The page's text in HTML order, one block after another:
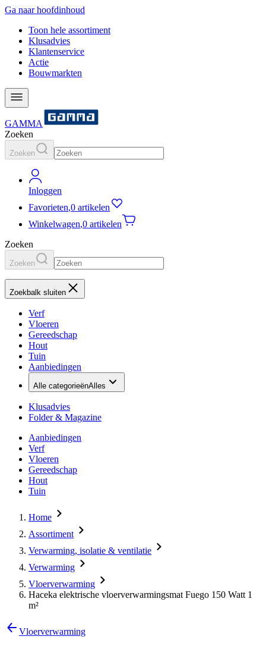
Ga naar hoofdinhoud
Toon hele assortiment
Klusadvies
Klantenservice
Actie
Bouwmarkten
GAMMA
Zoeken
Zoeken
Inloggen
Favorieten,0 artikelen
Winkelwagen,0 artikelen
Zoeken
Zoeken
Zoekbalk sluiten
Verf
Vloeren
Gereedschap
Hout
Tuin
Aanbiedingen
Alle categorieënAlles
Klusadvies
Folder & Magazine
Aanbiedingen
Verf
Vloeren
Gereedschap
Hout
Tuin
Home
Assortiment
Verwarming, isolatie & ventilatie
Verwarming
Vloerverwarming
Haceka elektrische vloerverwarmingsmat Fuego 150 Watt 1
m²
Vloerverwarming